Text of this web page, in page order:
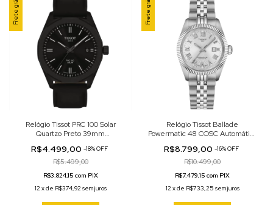
Frete grátis
Relógio Tissot PRC 100 Solar
Quartzo Preto 39mm
R$4.499,00 -18%OFF
R$5.499,00
R$3.824,15 com PIX
12 xde R$374,92 sem juros
Frete grátis
Relógio Tissot Ballade
Powermatic 48 COSC Automático
T156.208.11.033.00
R$8.799,00 -16%OFF
R$10.499,00
R$7.479,15 com PIX
12 xde R$733,25 sem juros